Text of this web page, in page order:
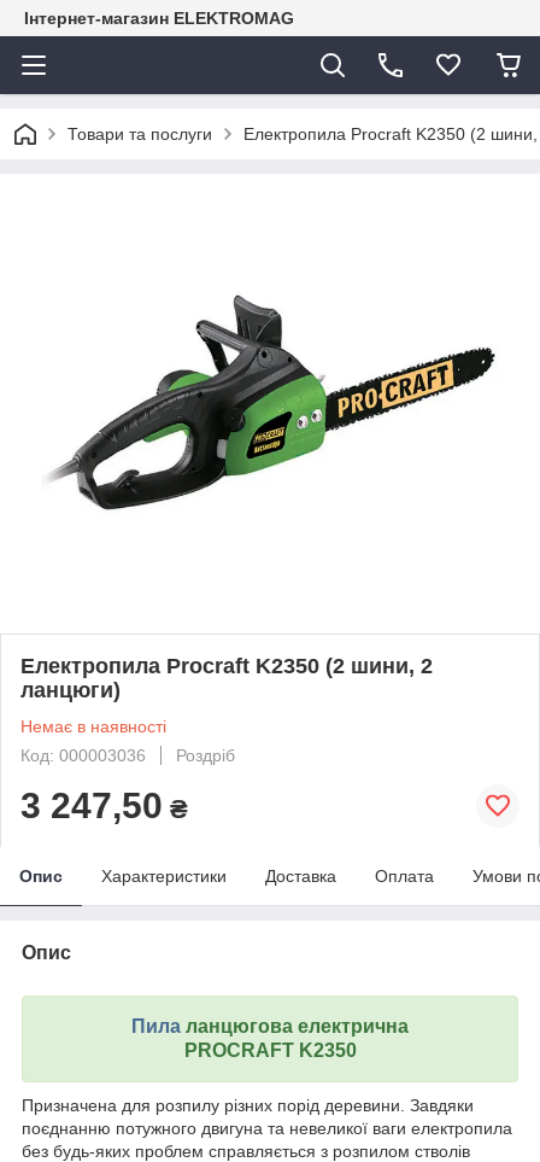
Інтернет-магазин ELEKTROMAG
Товари та послуги Електропила Procraft K2350 (2
Електропила Procraft K2350 (2 шини, 2
ланцюги)
Немає в наявності
Код: 000003036
Роздріб
3 247,50 ₴
Опис Характеристики Доставка Оплата Умови
Опис
Пила ланцюгова електрична
PROCRAFT K2350
Призначена для розпилу різних порід деревини. Завдяки
поєднанню потужного двигуна та невеликої ваги електропила
без будь-яких проблем справляється з розпилом стволів